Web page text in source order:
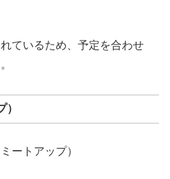
ているため、予定を合わせ
ートアップ）